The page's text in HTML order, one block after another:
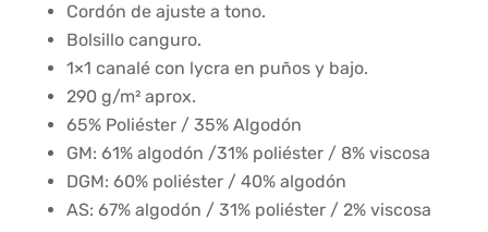
Cordón de ajuste a tono.
Bolsillo canguro.
1×1 canalé con lycra en puños y bajo.
290 g/m² aprox.
65% Poliéster / 35% Algodón
GM: 61% algodón /31% poliéster / 8% viscosa
DGM: 60% poliéster / 40% algodón
AS: 67% algodón / 31% poliéster / 2% viscosa